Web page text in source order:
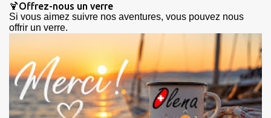
🍹Offrez-nous un verre
Si vous aimez suivre nos aventures, vous pouvez nous
offrir un verre.